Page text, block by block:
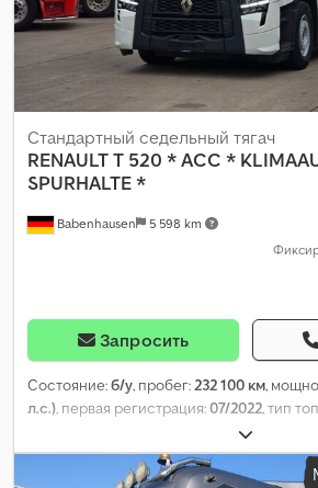
Babenhausen 5 598 km
Стандартный седельный тягач
RENAULTT 520 * ACC *
SPURHALTE *
Запросить
Состояние:б/у, пробег:232 100 км,
л.с.), первая регистрация:07/2022, тип
, конфигурация осей:
(TÜV):06/2026, цвет:белый, тип
Год выпуска:2022, Оборудование:ABS,